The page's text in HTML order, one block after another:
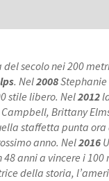
del secolo nei 200
. Nel2008Stephanie
stile libero. Nel2012
Brittany
staffetta punta
anno. Nel2016
anni a vincere i
della storia,